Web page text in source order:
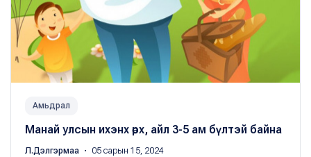
Амьдрал
Манай улсын ихэнх өрх, айл 3-5 ам бүлтэй байна
Л.Дэлгэрмаа ・ 05 сарын 15, 2024